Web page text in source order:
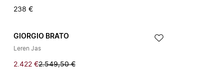
238 €
GIORGIO BRATO
Leren Jas
2.422 €2.549,50 €